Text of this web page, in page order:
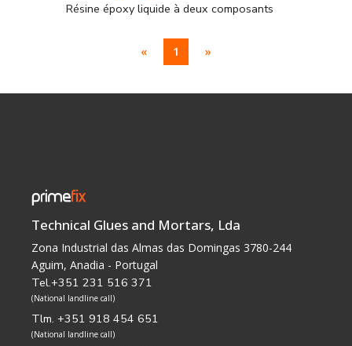
Résine époxy liquide à deux composants
« 1 »
Technical Glues and Mortars, Lda
Zona Industrial das Almas das Domingas 3780-244
Aguim, Anadia - Portugal
Tel.+351 231 516 371
(National landline call)
Tlm. +351 918 454 651
(National landline call)